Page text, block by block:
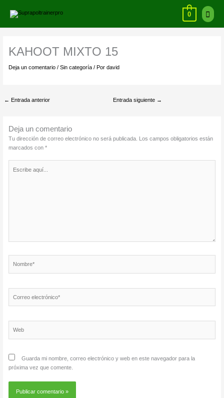
Menú
0
KAHOOT MIXTO 15
Deja un comentario / Sin categoría/ Por david
← Entrada anterior Entrada siguiente →
Deja un comentario
Tu dirección de correo electrónico no será publicada. Los campos obligatorios están
marcados con *
aquí...
electrónico*
Guarda mi nombre, correo electrónico y web en este navegador para la
próxima vez que comente.
arriba